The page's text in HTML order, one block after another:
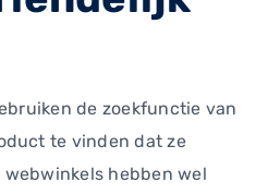
de zoekfunctie van
te vinden dat ze
hebben wel